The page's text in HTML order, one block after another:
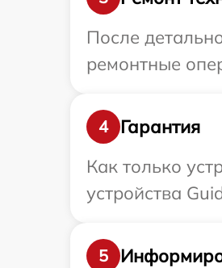
После
ремонтные
4
Гарантия
Как только
устройства
5